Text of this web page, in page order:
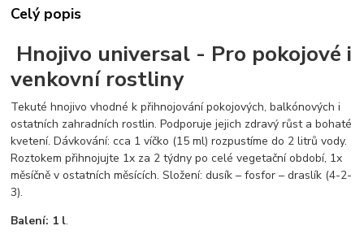
Celý popis
Hnojivo universal - Pro pokojové i
venkovní rostliny
Tekuté hnojivo vhodné k přihnojování pokojových, balkónových i
ostatních zahradních rostlin. Podporuje jejich zdravý růst a bohaté
kvetení. Dávkování: cca 1 víčko (15 ml) rozpustíme do 2 litrů vody.
Roztokem přihnojujte 1x za 2 týdny po celé vegetační období, 1x
měsíčně v ostatních měsících. Složení: dusík – fosfor – draslík (4-2-
3).
Balení: 1 l.